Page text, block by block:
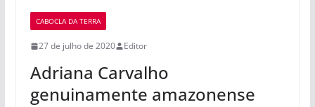
CABOCLA DA TERRA
27 de julho de 2020 Editor
Adriana Carvalho
genuinamente amazonense